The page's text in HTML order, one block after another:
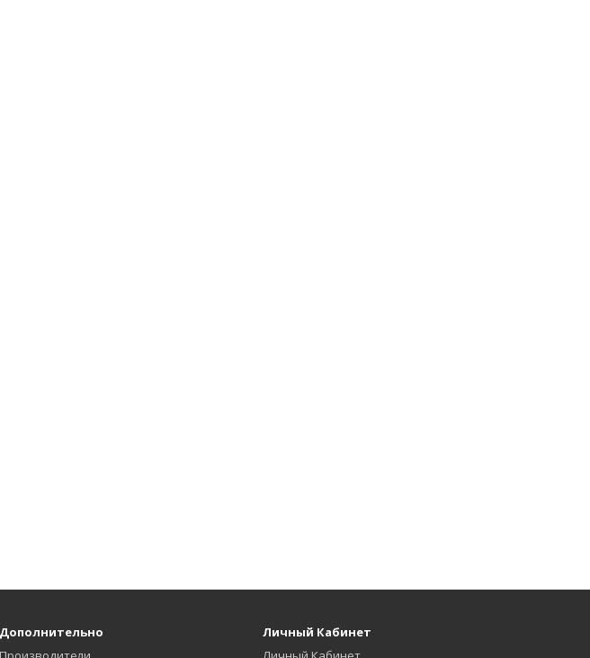
Дополнительно
Личный Кабинет